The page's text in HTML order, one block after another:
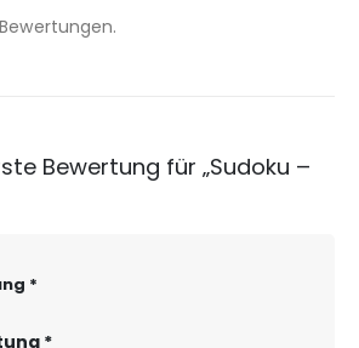
Bewertung für „Sudoku –
*
*